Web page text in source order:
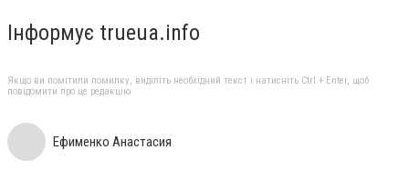
Інформує trueua.info
Якщо ви помітили помилку, виділіть необхідний текст і натисніть Ctrl + Enter, щоб
повідомити про це редакцію
Ефименко Анастасия